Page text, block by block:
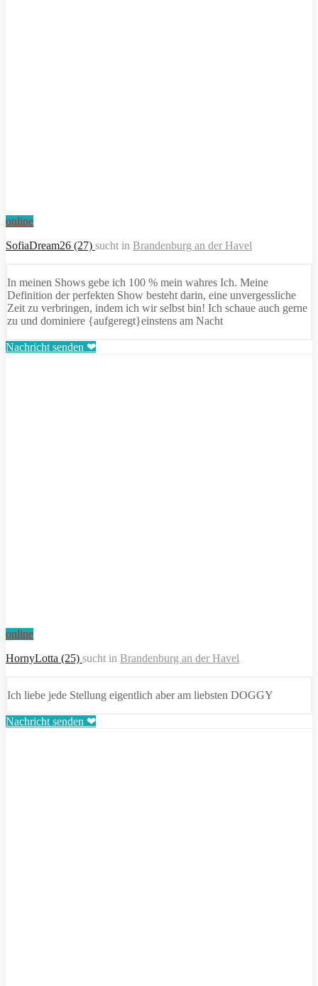
online
SofiaDream26 (27) sucht in Brandenburg an der Havel
In meinen Shows gebe ich 100 % mein wahres Ich. Meine
Definition der perfekten Show besteht darin, eine unvergessliche
Zeit zu verbringen, indem ich wir selbst bin! Ich schaue auch gerne
zu und dominiere {aufgeregt}einstens am Nacht
Nachricht senden ❤
online
HornyLotta (25) sucht in Brandenburg an der Havel
Ich liebe jede Stellung eigentlich aber am liebsten DOGGY
Nachricht senden ❤